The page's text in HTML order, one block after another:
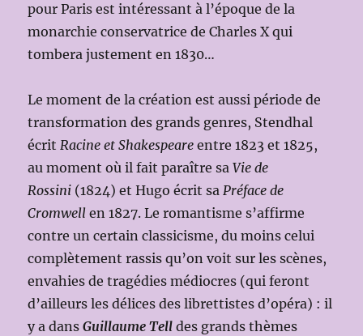
pour Paris est intéressant à l’époque de la
monarchie conservatrice de Charles X qui
tombera justement en 1830…
Le moment de la création est aussi période de
transformation des grands genres, Stendhal
écritRacine et Shakespeare entre 1823 et 1825,
au moment où il fait paraître saVie de
Rossini (1824) et Hugo écrit saPréface de
Cromwell en 1827. Le romantisme s’affirme
contre un certain classicisme, du moins celui
complètement rassis qu’on voit sur les scènes,
envahies de tragédies médiocres (qui feront
d’ailleurs les délices des librettistes d’opéra) : il
y a dansGuillaume Tell des grands thèmes